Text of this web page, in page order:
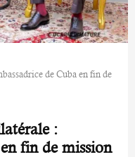
de Cuba en fin de
:
fin de mission